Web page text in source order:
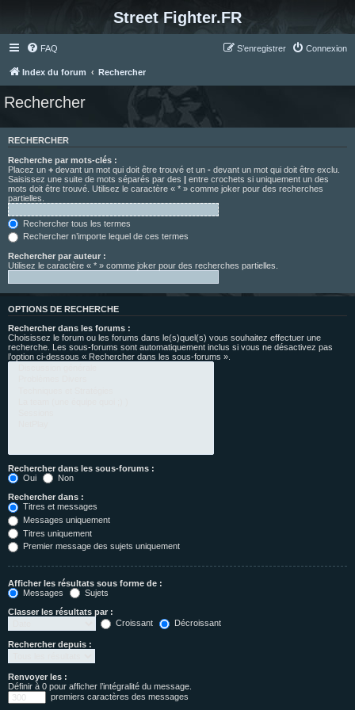
Street Fighter.FR
FAQ Connexion
S’enregistrer
Index du forum Rechercher
Rechercher
RECHERCHER
Recherche par mots-clés :
Placez un + devant un mot qui doit être trouvé et un - devant un mot qui doit être exclu.
Saisissez une suite de mots séparés par des | entre crochets si uniquement un des
mots doit être trouvé. Utilisez le caractère « * » comme joker pour des recherches
partielles.
Rechercher tous les termes
Rechercher n’importe lequel de ces termes
Rechercher par auteur :
Utilisez le caractère « * » comme joker pour des recherches partielles.
OPTIONS DE RECHERCHE
Rechercher dans les forums :
Choisissez le forum ou les forums dans le(s)quel(s) vous souhaitez effectuer une
recherche. Les sous-forums sont automatiquement inclus si vous ne désactivez pas
l’option ci-dessous « Rechercher dans les sous-forums ».
Rechercher dans les sous-forums :
Oui
Non
Rechercher dans :
Titres et messages
Messages uniquement
Titres uniquement
Premier message des sujets uniquement
Afficher les résultats sous forme de :
Messages
Sujets
Classer les résultats par :
Croissant
Décroissant
Rechercher depuis :
Renvoyer les :
Définir à 0 pour afficher l’intégralité du message.
premiers caractères des messages